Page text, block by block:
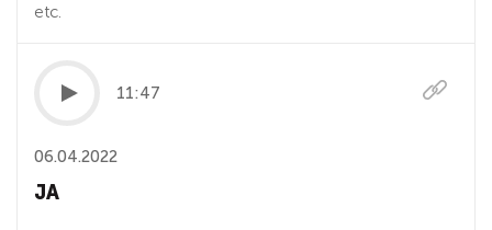
etc.
11:47
06.04.2022
JA